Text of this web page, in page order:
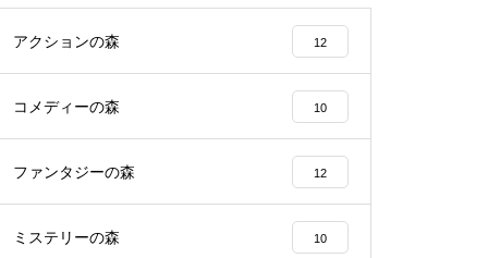
アクションの森 12
コメディーの森 10
ファンタジーの森 12
ミステリーの森 10